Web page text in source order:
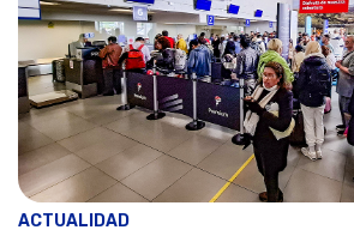
ACTUALIDAD